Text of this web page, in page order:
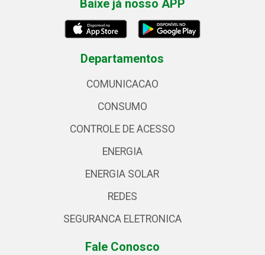
Baixe já nosso APP
Departamentos
COMUNICACAO
CONSUMO
CONTROLE DE ACESSO
ENERGIA
ENERGIA SOLAR
REDES
SEGURANCA ELETRONICA
Fale Conosco